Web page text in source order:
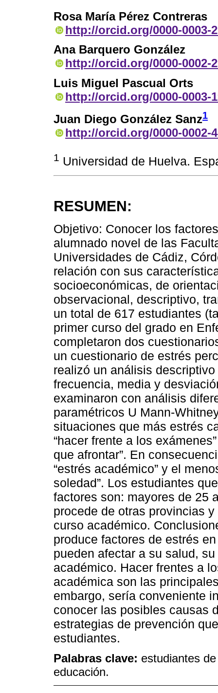
Rosa María Pérez Contreras
http://orcid.org/0000-0003-
Ana Barquero González
http://orcid.org/0000-0002-
Luis Miguel Pascual Orts
http://orcid.org/0000-0003-
Juan Diego González Sanz1
http://orcid.org/0000-0002-
1 Universidad de Huelva.
RESUMEN:
Objetivo: Conocer los
alumnado novel de las
Universidades de Cádiz,
relación con sus
socioeconómicas, de
observacional, descriptivo,
un total de 617 estudiantes
primer curso del grado en
completaron dos
un cuestionario de estrés
realizó un análisis
frecuencia, media y
examinaron con análisis
paramétricos U Mann-
situaciones que más estrés
“hacer frente a los
que afrontar”. En
“estrés académico” y el
soledad”. Los estudiantes
factores son: mayores de 25
procede de otras provincias
curso académico.
produce factores de estrés
pueden afectar a su salud,
académico. Hacer frentes a
académica son las
embargo, sería conveniente
conocer las posibles causas
estrategias de prevención
estudiantes.
Palabras clave: estudiantes
educación.